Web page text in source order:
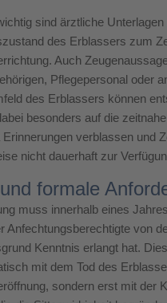
sind ärztliche Unterlagen
des Erblassers zum
Auch
Pflegepersonal oder
des Erblassers können
besonders auf die
verblassen und
nicht dauerhaft zur
formale
muss innerhalb eines
Anfechtungsberechtigte von
Kenntnis erlangt hat.
mit dem Tod des
sondern erst mit der